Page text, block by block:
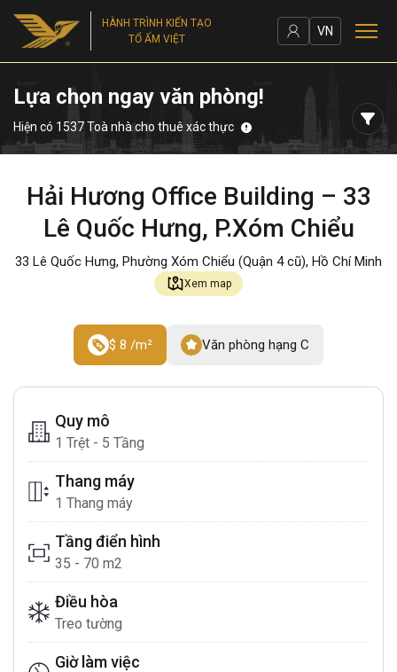
HÀNH TRÌNH KIẾN TẠO
TỔ ẤM VIỆT
VN
Lựa chọn ngay văn phòng!
Hiện có 1537 Toà nhà cho thuê xác thực
Hải Hương Office Building – 33
Lê Quốc Hưng, P.Xóm Chiểu
33 Lê Quốc Hưng, Phường Xóm Chiểu (Quận 4 cũ), Hồ Chí Minh
Xem map
$ 8 /m² Văn phòng hạng C
Quy mô
1 Trệt - 5 Tầng
Thang máy
1 Thang máy
Tầng điển hình
35 - 70 m2
Điều hòa
Treo tường
Giờ làm việc